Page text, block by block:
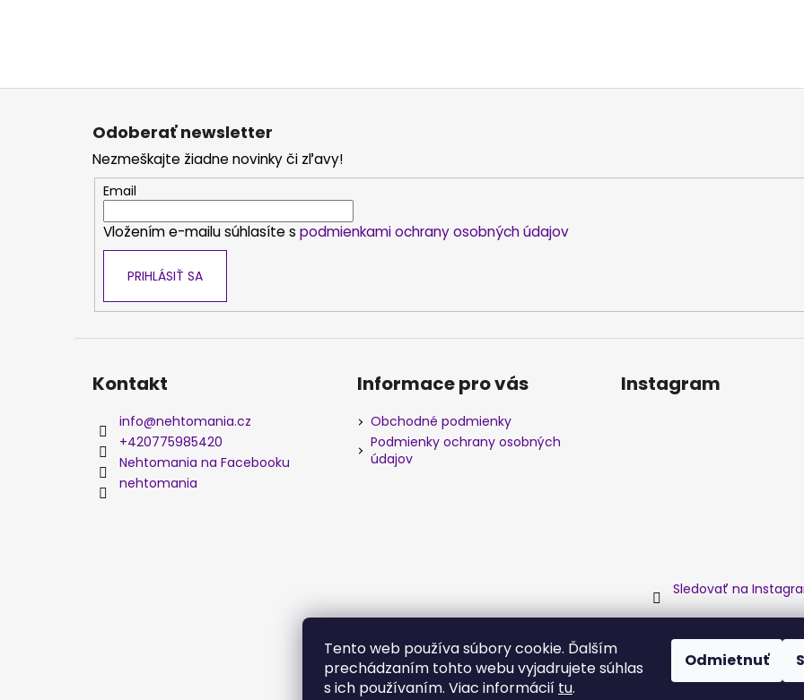
Tento web používa súbory cookie. Ďalším
prechádzaním tohto webu vyjadrujete súhlas
s ich používaním. Viac informácií tu.
Odmietnuť
Z
Odoberať newsletter
Nezmeškajte žiadne novinky či zľavy!
Email
Vložením e-mailu súhlasíte s podmienkami ochrany osobných údajov
PRIHLÁSIŤ SA
Kontakt
info@nehtomania.cz
+420775985420
Nehtomania na Facebooku
nehtomania
Informace pro vás
Obchodné podmienky
Podmienky ochrany osobných
údajov
Instagram
Sledovať na